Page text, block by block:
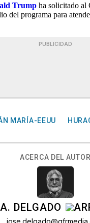
Trump ha solicitado al
del programa para
PUBLICIDAD
MARÍA-EEUU
ACERCA DEL AUTOR
DELGADO